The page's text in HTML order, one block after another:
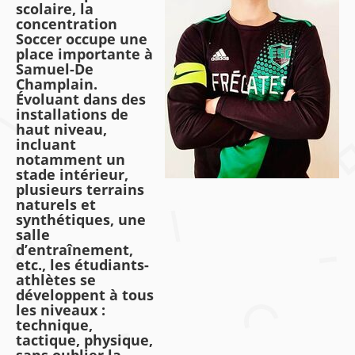
scolaire, la
concentration
Soccer occupe une
place importante à
Samuel-De
Champlain.
Évoluant dans des
installations de
haut niveau,
incluant
notamment un
stade intérieur,
plusieurs terrains
naturels et
synthétiques, une
salle
d’entraînement,
etc., les étudiants-
athlètes se
développent à tous
les niveaux :
technique,
tactique, physique,